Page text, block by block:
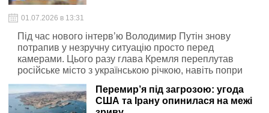
01.07.2026 в 13:31
Під час нового інтерв’ю Володимир Путін знову
потрапив у незручну ситуацію просто перед
камерами. Цього разу глава Кремля переплутав
російське місто з українською річкою, навіть попри
підготовлені підказки
Перемир’я під загрозою: угода
США та Ірану опинилася на межі